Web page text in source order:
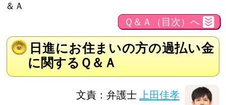
＆Ａ
Ｑ＆Ａ（目次）へ
日進にお住まいの方の過払い金
に関するＱ＆Ａ
文責：弁護士 上田佳孝